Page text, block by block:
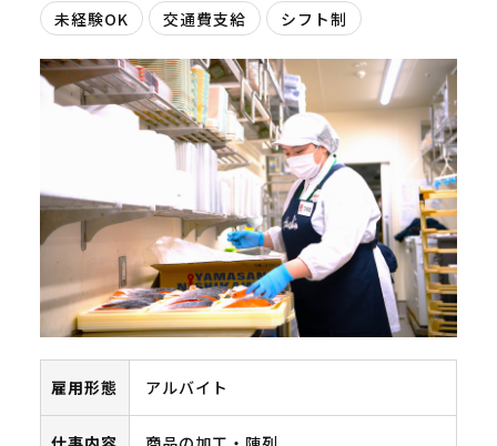
未経験OK 交通費支給 シフト制
雇用形態 アルバイト